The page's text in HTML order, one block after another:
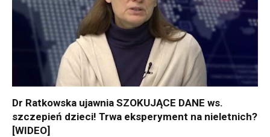
Dr Ratkowska ujawnia SZOKUJĄCE DANE ws.
szczepień dzieci! Trwa eksperyment na nieletnich?
[WIDEO]